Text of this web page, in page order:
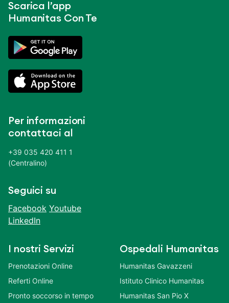
Scarica l’app
Humanitas Con Te
Per informazioni
contattaci al
+39 035 420 411 1
(Centralino)
Seguici su
Facebook Youtube
LinkedIn
I nostri Servizi
Prenotazioni Online
Referti Online
Pronto soccorso in tempo
Ospedali Humanitas
Humanitas Gavazzeni
Istituto Clinico Humanitas
Humanitas San Pio X